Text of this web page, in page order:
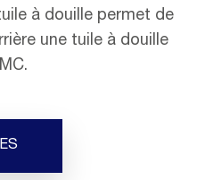
à douille permet de
une tuile à douille